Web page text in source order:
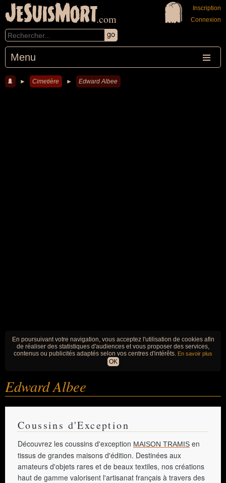
JeSuisMort.com
Menu
Inscription
Connexion
► Cimetière ► Edward Albee
En poursuivant votre navigation, vous acceptez l'utilisation de cookies afin
de réaliser des statistiques d'audiences et vous proposer des services,
contenus ou publicités adaptés selon vos centres d'intérêts. En savoir plus
OK
Edward Albee
Coussins d'Exception
Découvrez les coussins d'exception MAISON TRAMIS en
tissus de grandes maisons d'édition. Destinées aux
amateurs d'objets rares et de beaux textiles, nos créations
haut de gamme valorisent l'artisanat français à travers des